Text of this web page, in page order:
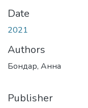
Date
2021
Authors
Бондар, Анна
Publisher